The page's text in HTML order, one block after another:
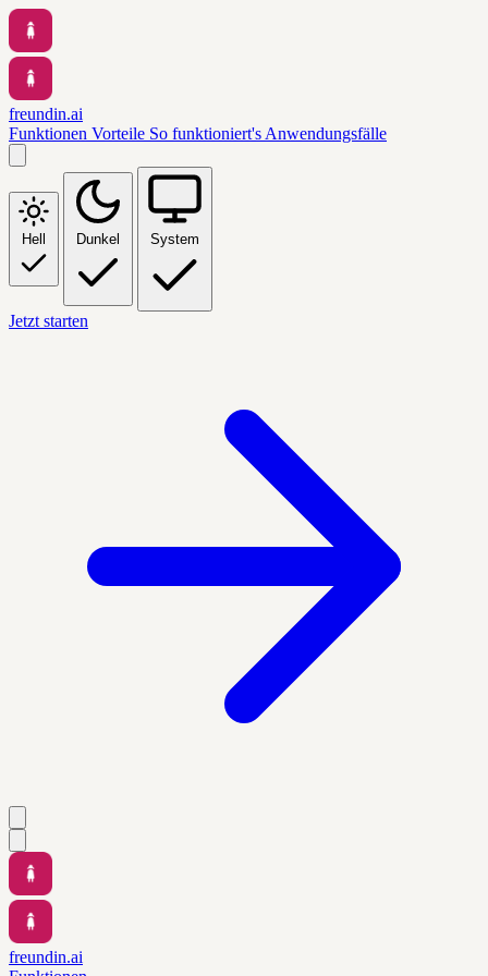
freundin.ai
Funktionen Vorteile So funktioniert's Anwendungsfälle
Hell Dunkel System
Jetzt starten
freundin.ai